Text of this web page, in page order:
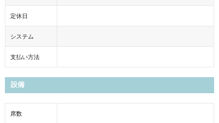
定休日
システム
支払い方法
設備
席数